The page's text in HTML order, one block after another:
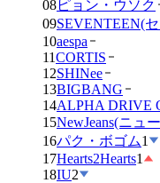
08ピョン・ウソク
09SEVENTEEN(
10aespa
11CORTIS
12SHINee
13BIGBANG
14ALPHA DRIVE
15NewJeans(ニュ
16パク・ボゴム1
17Hearts2Hearts1
18IU2